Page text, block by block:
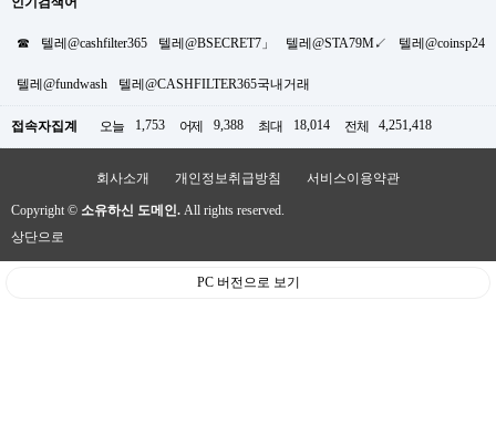
☎ 텔레@cashfilter365 텔레@BSECRET7」 텔레@STA79M↙ 텔레@coinsp24
텔레@fundwash 텔레@CASHFILTER365국내거래
접속자집계 오늘 1,753 어제 9,388 최대 18,014 전체 4,251,418
회사소개 개인정보취급방침 서비스이용약관
Copyright © 소유하신 도메인. All rights reserved.
상단으로
PC 버전으로 보기